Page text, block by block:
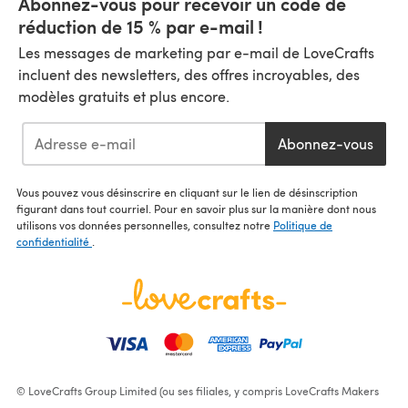
réduction de 15 % par e-mail !
Les messages de marketing par e-mail de LoveCrafts
incluent des newsletters, des offres incroyables, des
modèles gratuits et plus encore.
Abonnez-vous
Vous pouvez vous désinscrire en cliquant sur le lien de désinscription
figurant dans tout courriel. Pour en savoir plus sur la manière dont nous
utilisons vos données personnelles, consultez notre Politique de
confidentialité
© LoveCrafts Group Limited (ou ses filiales, y compris LoveCrafts Makers